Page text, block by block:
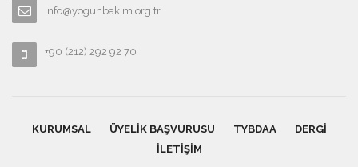
info@yogunbakim.org.tr
+90 (212) 292 92 70
KURUMSAL ÜYELIK BAŞVURUSU TYBDAA
DERGI
İLETIŞIM